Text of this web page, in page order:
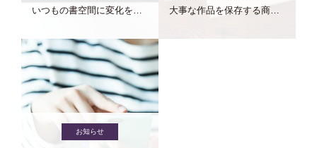
お知らせ